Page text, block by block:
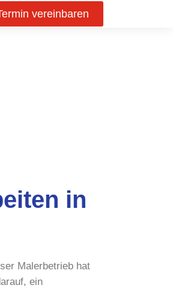
vereinbaren
in
Malerbetrieb hat
ein